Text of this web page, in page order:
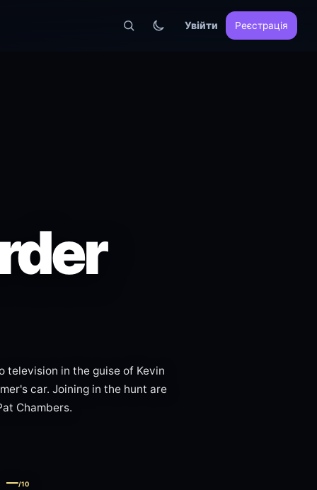
Увійти Реєстрація
television in the guise of Kevin
car. Joining in the hunt are
Chambers.
—/10